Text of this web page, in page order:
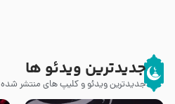
جدیدترین ویدئو ها
جدیدترین ویدئو و کلیپ های منتشر شده